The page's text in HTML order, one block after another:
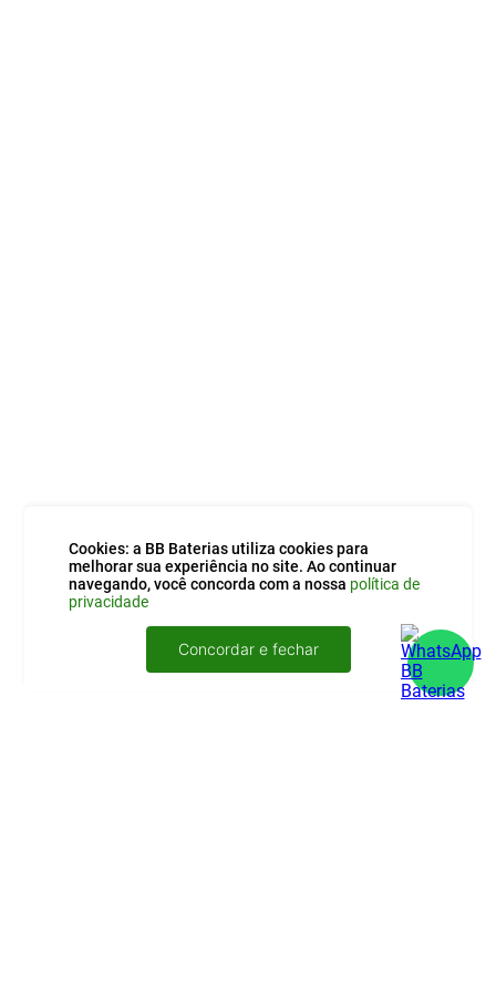
Cookies: a BB Baterias utiliza cookies para
melhorar sua experiência no site. Ao continuar
navegando, você concorda com a nossa política de
privacidade
Concordar e fechar